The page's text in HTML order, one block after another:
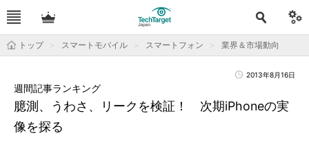
トップ スマートモバイル スマートフォン 業界＆市場動向
2013年8月16日
臆測、うわさ、リークを検証！ 次期iPhoneの実
像を探る
週間記事ランキング